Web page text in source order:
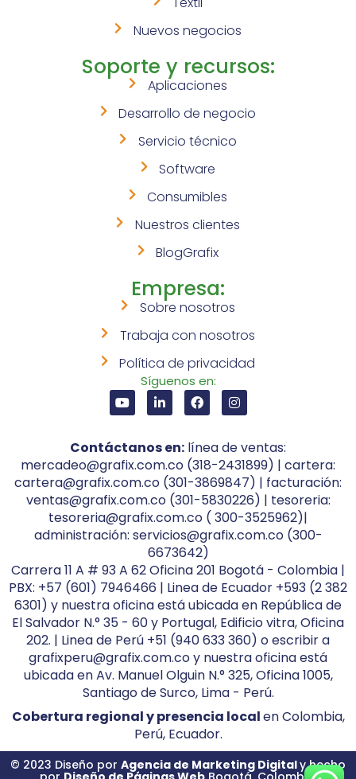
Nuevos negocios
Soporte y recursos:
Aplicaciones
Desarrollo de negocio
Servicio técnico
Software
Consumibles
Nuestros clientes
BlogGrafix
Empresa:
Sobre nosotros
Trabaja con nosotros
Política de privacidad
Síguenos en:
Contáctanos en: línea de ventas:
mercadeo@grafix.com.co (318-2431899) | cartera:
cartera@grafix.com.co (301-3869847) | facturación:
ventas@grafix.com.co (301-5830226) | tesoreria:
tesoreria@grafix.com.co ( 300-3525962)|
administración: servicios@grafix.com.co (300-
6673642)
Carrera 11 A # 93 A 62 Oficina 201 Bogotá - Colombia |
PBX: +57 (601) 7946466 | Linea de Ecuador +593 (2 382
6301) y nuestra oficina está ubicada en República de
El Salvador N.° 35 - 60 y Portugal, Edificio vitra, Oficina
202. | Linea de Perú +51 (940 633 360) o escribir a
grafixperu@grafix.com.co y nuestra oficina está
ubicada en Av. Manuel Olguin N.° 325, Oficina 1005,
Santiago de Surco, Lima - Perú.
Cobertura regional y presencia localen Colombia,
Perú, Ecuador.
© 2023 Diseño por Agencia de Marketing Digitaly hecho